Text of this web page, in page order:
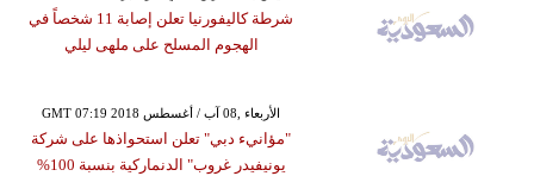
شرطة كاليفورنيا تعلن إصابة 11 شخصاً في
الهجوم المسلح على ملهى ليلي
GMT 07:19 2018 الأربعاء ,08 آب / أغسطس
"مؤانيء دبي" تعلن استحواذها على شركة
يونيفيدر غروب" الدنماركية بنسبة 100%